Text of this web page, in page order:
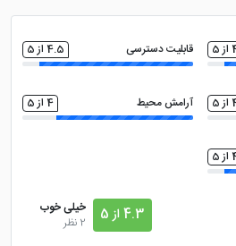
قابلیت دسترسی 4.5 از 5
5 آرامش محیط 4 از 5
4.3 از 5
خیلی خوب
2 نظر